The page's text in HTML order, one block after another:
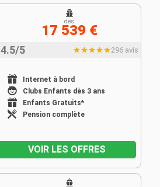
4.5/5 296 avis
Internet à bord
Clubs Enfants dès 3 ans
Enfants Gratuits*
Pension complète
dès
17 539 €
VOIR LES OFFRES